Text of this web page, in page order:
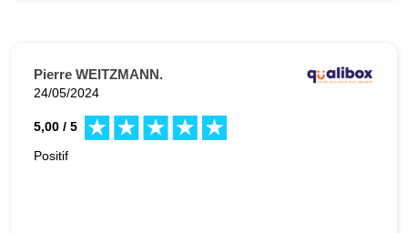
Pierre WEITZMANN.
24/05/2024
5,00 / 5
Positif